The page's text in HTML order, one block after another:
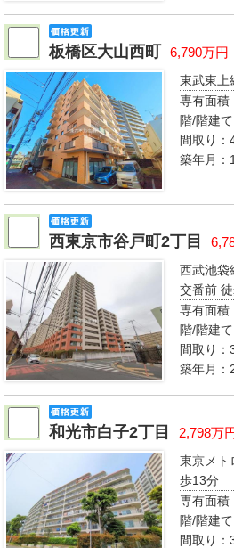
板橋区大山西町 6,790万円
東武東
専有面積
階/階建
間取り：
築年月：
西東京市谷戸町2丁目
西武池
交番前
専有面積
階/階建て
間取り：
築年月：
和光市白子2丁目 2,798万
東京メト
歩13分
専有面積
階/階建
間取り：